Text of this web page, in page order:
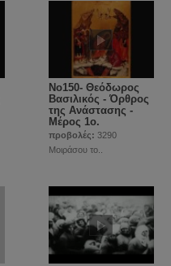
Νο150- Θεόδωρος
Βασιλικός - Όρθρος
της Ανάστασης -
Μέρος 1ο.
προβολές: 3290
Μοιράσου το..